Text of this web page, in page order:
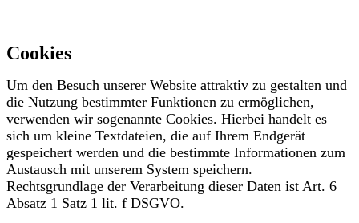
Cookies
Um den Besuch unserer Website attraktiv zu gestalten und
die Nutzung bestimmter Funktionen zu ermöglichen,
verwenden wir sogenannte Cookies. Hierbei handelt es
sich um kleine Textdateien, die auf Ihrem Endgerät
gespeichert werden und die bestimmte Informationen zum
Austausch mit unserem System speichern.
Rechtsgrundlage der Verarbeitung dieser Daten ist Art. 6
Absatz 1 Satz 1 lit. f DSGVO.